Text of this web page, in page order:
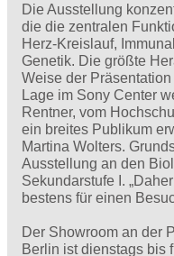
Die Ausstellung
die die zentralen
Herz-Kreislauf,
Genetik. Die größte
Weise der
Lage im Sony Center
Rentner, vom
ein breites Publikum
Martina Wolters.
Ausstellung an den
Sekundarstufe I.
bestens für einen
Der Showroom an der
Berlin ist dienstags bis